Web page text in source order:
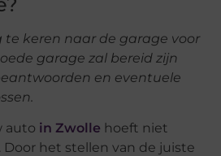
te keren naar de garage voor
garage zal bereid zijn
en eventuele
auto in Zwolle hoeft niet
het stellen van de juiste